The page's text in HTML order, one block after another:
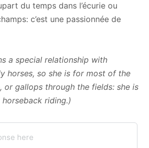
du temps dans l’écurie ou
c’est une passionnée de
a special relationship with
horses, so she is for most of the
or gallops through the fields: she is
riding.)